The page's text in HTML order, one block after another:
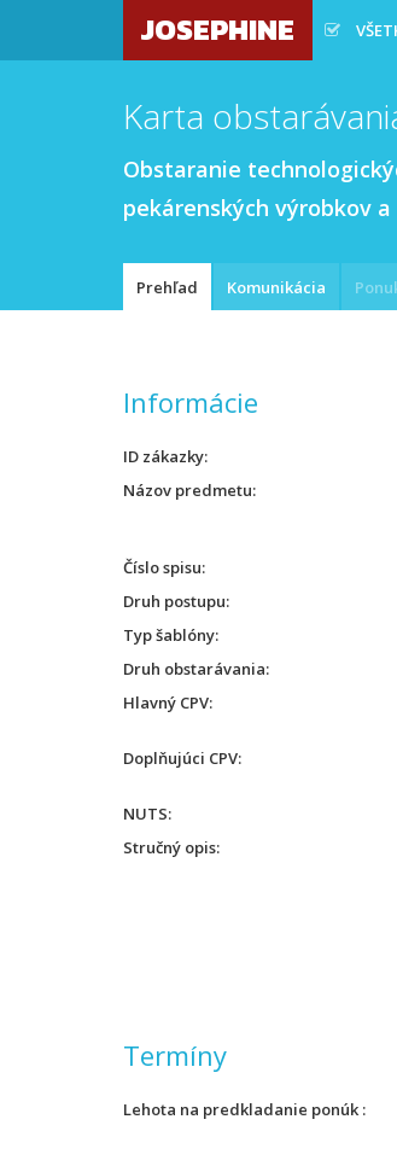
JOSEPHINE
Karta
Obstaranie
pekárenských výrobkov
Prehľad Komunikácia
Informácie
ID zákazky
Názov predmetu
Číslo spisu
Druh postupu
Typ šablóny
Druh obstarávania
Hlavný CPV
Doplňujúci CPV
NUTS
Stručný opis
Termíny
Lehota na predkladanie ponúk